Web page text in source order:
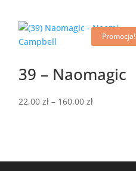
Promocja!
39 – Naomagic
22,00 zł – 160,00 złZakres